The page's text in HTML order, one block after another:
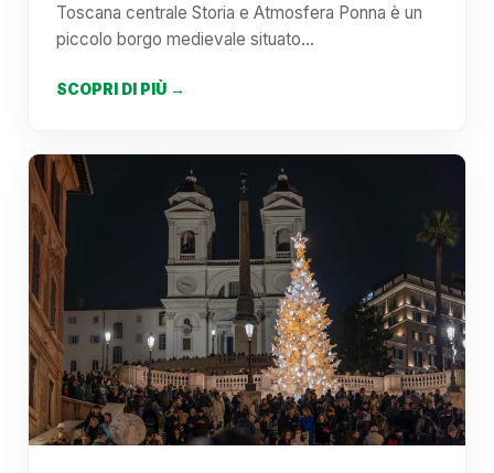
Toscana centrale Storia e Atmosfera Ponna è un
piccolo borgo medievale situato…
SCOPRI DI PIÙ →